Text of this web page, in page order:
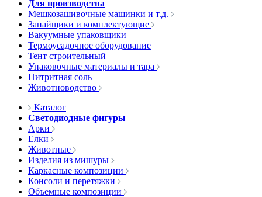
Для производства
Мешкозашивочные машинки и т.д.
Запайщики и комплектующие
Вакуумные упаковщики
Термоусадочное оборудование
Тент строительный
Упаковочные материалы и тара
Нитритная соль
Животноводство
Каталог
Светодиодные фигуры
Арки
Елки
Животные
Изделия из мишуры
Каркасные композиции
Консоли и перетяжки
Объемные композиции